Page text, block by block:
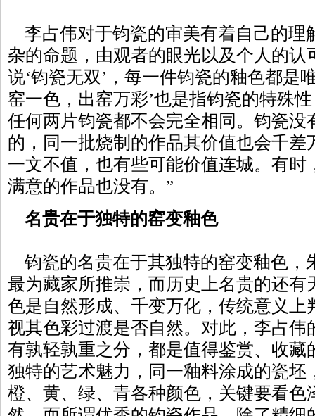
李占伟对于钧瓷的审美有着自己的理
杂的命题，由观者的眼光以及个人的认
说‘钧瓷无双’，每一件钧瓷的釉色都是
窑一色，出窑万彩’也是指钧瓷的特殊
任何两片钧瓷都不会完全相同。钧瓷没
的，同一批烧制的作品其价值也会千差
一文不值，也有些可能价值连城。有时
满意的作品也没有。”
名贵在于独特的窑变釉色
钧瓷的名贵在于其独特的窑变釉色，
最为藏家所推崇，而历史上名贵的还有
色是自然形成、千变万化，传统意义上
视其色彩过渡是否自然。对此，李占伟
有孰轻孰重之分，都是值得鉴赏、收藏
独特的艺术魅力，同一釉料涂成的瓷坯
橙、黄、绿、青各种颜色，关键要看色